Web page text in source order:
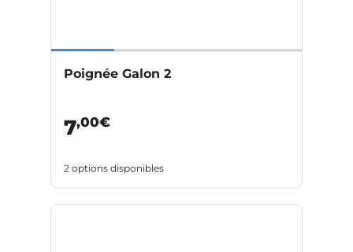
Poignée Galon 2
7,00€
2 options disponibles